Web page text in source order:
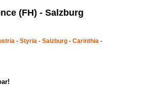
(FH) - Salzburg
- Styria - Salzburg - Carinthia -